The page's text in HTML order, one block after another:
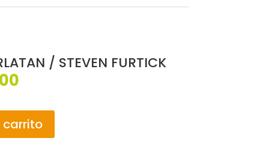
/ STEVEN FURTICK
El
actual
es:
$65,000.
carrito